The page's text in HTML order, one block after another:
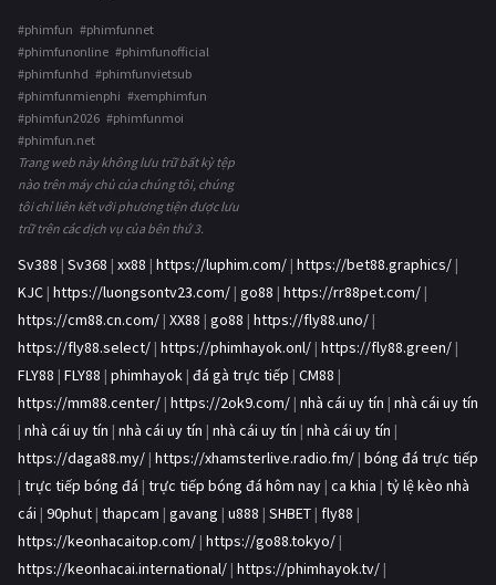
#phimfun #phimfunnet
#phimfunonline #phimfunofficial
#phimfunhd #phimfunvietsub
#phimfunmienphi #xemphimfun
#phimfun2026 #phimfunmoi
#phimfun.net
Trang web này không lưu trữ bất kỳ tệp
nào trên máy chủ của chúng tôi, chúng
tôi chỉ liên kết với phương tiện được lưu
trữ trên các dịch vụ của bên thứ 3.
Sv388 | Sv368 | xx88 | https://luphim.com/ | https://bet88.graphics/ |
KJC | https://luongsontv23.com/ | go88 | https://rr88pet.com/ |
https://cm88.cn.com/ | XX88 | go88 | https://fly88.uno/ |
https://fly88.select/ | https://phimhayok.onl/ | https://fly88.green/ |
FLY88 | FLY88 | phimhayok | đá gà trực tiếp | CM88 |
https://mm88.center/ | https://2ok9.com/ | nhà cái uy tín | nhà cái uy tín
| nhà cái uy tín | nhà cái uy tín | nhà cái uy tín | nhà cái uy tín |
https://daga88.my/ | https://xhamsterlive.radio.fm/ | bóng đá trực tiếp
| trực tiếp bóng đá | trực tiếp bóng đá hôm nay | ca khia | tỷ lệ kèo nhà
cái | 90phut | thapcam | gavang | u888 | SHBET | fly88 |
https://keonhacaitop.com/ | https://go88.tokyo/ |
https://keonhacai.international/ | https://phimhayok.tv/ |